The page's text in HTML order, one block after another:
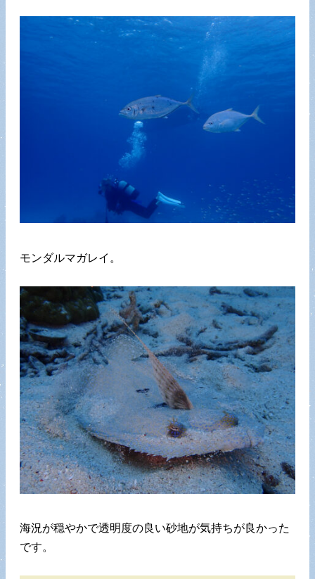
モンダルマガレイ。
海況が穏やかで透明度の良い砂地が気持ちが良かった
です。